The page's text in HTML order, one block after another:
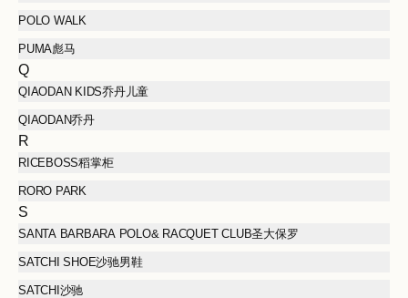
POLO WALK
PUMA彪马
Q
QIAODAN KIDS乔丹儿童
QIAODAN乔丹
R
RICEBOSS稻掌柜
RORO PARK
S
SANTA BARBARA POLO& RACQUET CLUB圣大保罗
SATCHI SHOE沙驰男鞋
SATCHI沙驰